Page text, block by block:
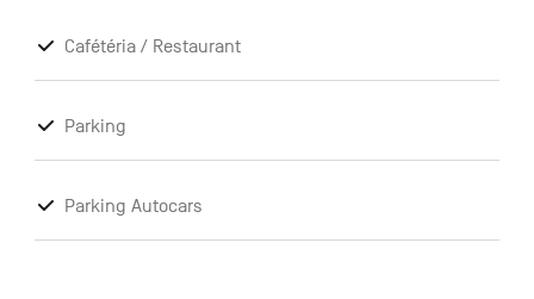
Cafétéria / Restaurant
Parking
Parking Autocars